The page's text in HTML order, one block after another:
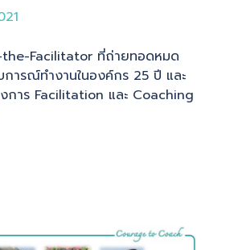
the-Facilitator ที่ถ่ายทอดหมด
การณ์ทำงานในองค์กร 25 ปี และ
การ Facilitation และ Coaching